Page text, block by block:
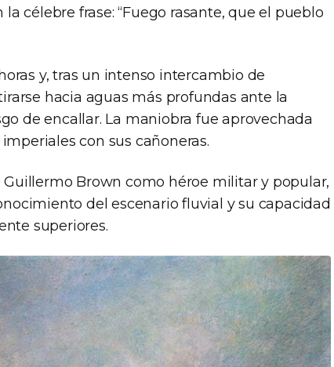
célebre frase: “Fuego rasante, que el pueblo
y, tras un intenso intercambio de
hacia aguas más profundas ante la
de encallar. La maniobra fue aprovechada
con sus cañoneras.
Brown como héroe militar y popular,
del escenario fluvial y su capacidad
superiores.